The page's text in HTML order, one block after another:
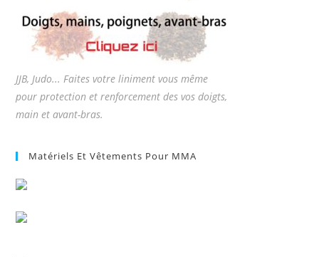
JJB, Judo... Faites votre liniment vous même
pour protection et renforcement des vos doigts,
main et avant-bras.
Matériels Et Vêtements Pour MMA